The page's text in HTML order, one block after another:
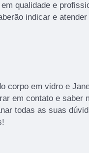
qualidade e
indicar e
corpo em vidro e
em contato e saber
todas as suas